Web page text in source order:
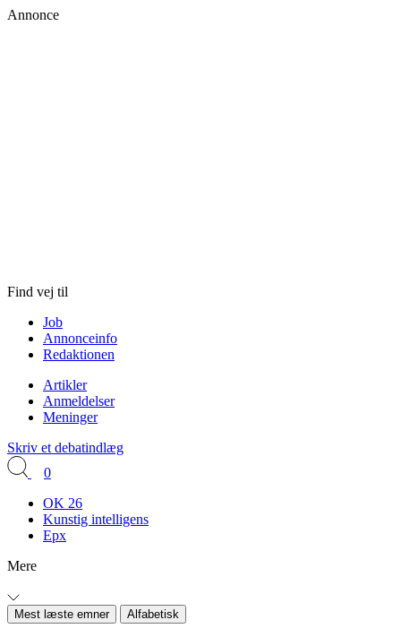
Annonce
Find vej til
Job
Annonceinfo
Redaktionen
Artikler
Anmeldelser
Meninger
Skriv et debatindlæg
0
OK 26
Kunstig intelligens
Epx
Mere
Mest læste emner Alfabetisk